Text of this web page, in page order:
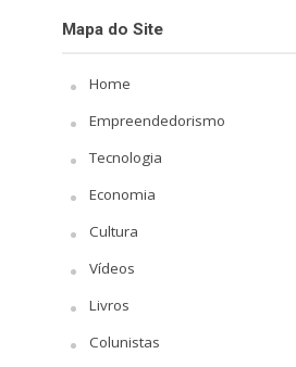
Mapa do Site
Home
Empreendedorismo
Tecnologia
Economia
Cultura
Vídeos
Livros
Colunistas